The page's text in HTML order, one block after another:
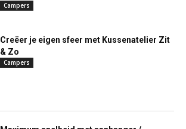
Campers
Creëer je eigen sfeer met Kussenatelier Zit
& Zo
Campers